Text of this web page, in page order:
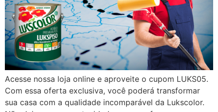
Acesse nossa loja online e aproveite o cupom LUKS05.
Com essa oferta exclusiva, você poderá transformar
sua casa com a qualidade incomparável da Lukscolor.